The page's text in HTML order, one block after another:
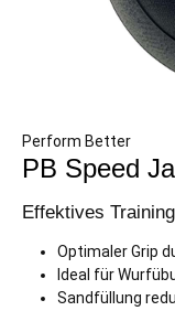
Perform Better
PB Speed
Effektives
Optimaler Grip
Ideal für
Sandfüllung